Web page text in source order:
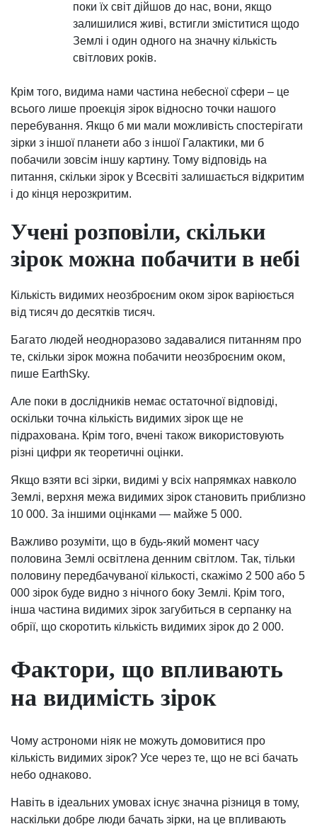
поки їх світ дійшов до нас, вони, якщо
залишилися живі, встигли зміститися щодо
Землі і один одного на значну кількість
світлових років.
Крім того, видима нами частина небесної сфери – це
всього лише проекція зірок відносно точки нашого
перебування. Якщо б ми мали можливість спостерігати
зірки з іншої планети або з іншої Галактики, ми б
побачили зовсім іншу картину. Тому відповідь на
питання, скільки зірок у Всесвіті залишається відкритим
і до кінця нерозкритим.
Учені розповіли, скільки
зірок можна побачити в небі
Кількість видимих неозброєним оком зірок варіюється
від тисяч до десятків тисяч.
Багато людей неодноразово задавалися питанням про
те, скільки зірок можна побачити неозброєним оком,
пише EarthSky.
Але поки в дослідників немає остаточної відповіді,
оскільки точна кількість видимих зірок ще не
підрахована. Крім того, вчені також використовують
різні цифри як теоретичні оцінки.
Якщо взяти всі зірки, видимі у всіх напрямках навколо
Землі, верхня межа видимих зірок становить приблизно
10 000. За іншими оцінками — майже 5 000.
Важливо розуміти, що в будь-який момент часу
половина Землі освітлена денним світлом. Так, тільки
половину передбачуваної кількості, скажімо 2 500 або 5
000 зірок буде видно з нічного боку Землі. Крім того,
інша частина видимих зірок загубиться в серпанку на
обрії, що скоротить кількість видимих зірок до 2 000.
Фактори, що впливають
на видимість зірок
Чому астрономи ніяк не можуть домовитися про
кількість видимих зірок? Усе через те, що не всі бачать
небо однаково.
Навіть в ідеальних умовах існує значна різниця в тому,
наскільки добре люди бачать зірки, на це впливають